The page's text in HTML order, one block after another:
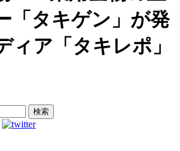
「タキゲン」が発
ィア「タキレポ」